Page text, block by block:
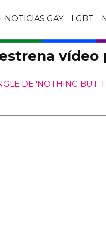
NOTICIAS GAY LGBT
vídeo
DE 'NOTHING BUT